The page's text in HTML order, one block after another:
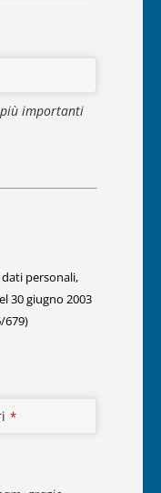
importanti
personali,
30 giugno 2003
679)
*